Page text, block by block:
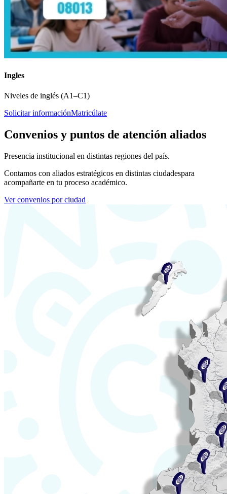
Ingles
Niveles de inglés (A1–C1)
Solicitar informaciónMatricúlate
Convenios y puntos de atención aliados
Presencia institucional en distintas regiones del país.
Contamos con aliados estratégicos en distintas ciudadespara
acompañarte en tu proceso académico.
Ver convenios por ciudad